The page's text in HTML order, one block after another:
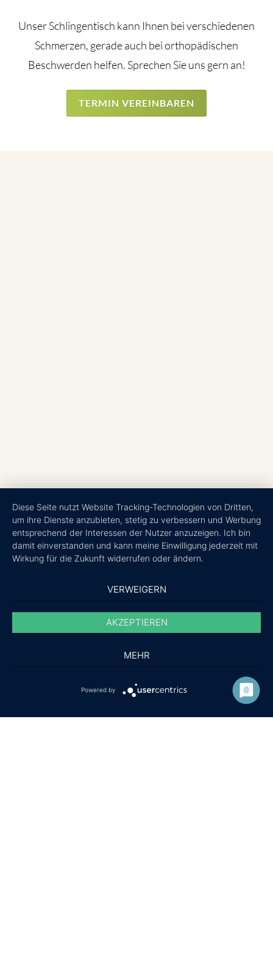
Unser Schlingentisch kann Ihnen bei verschiedenen
Schmerzen, gerade auch bei orthopädischen
Beschwerden helfen. Sprechen Sie uns gern an!
TERMIN VEREINBAREN
Physiotherapie Münster
Personal Training Münster
0172 / 53 63 946
KONTAKT
Diese Seite nutzt Website Tracking-Technologien von Dritten,
um ihre Dienste anzubieten, stetig zu verbessern und Werbung
entsprechend der Interessen der Nutzer anzuzeigen. Ich bin
damit einverstanden und kann meine Einwilligung jederzeit mit
Wirkung für die Zukunft widerrufen oder ändern.
VERWEIGERN
AKZEPTIEREN
MEHR
Powered by